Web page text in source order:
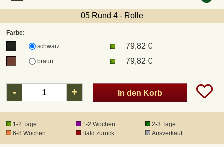
05 Rund 4 - Rolle
Farbe:
schwarz
79,82 €
braun 79,82 €
- + In den Korb
1-2 Tage 1-2 Wochen
2-3 Tage
6-8 Wochen
Bald zurück Ausverkauft
DHL Paket
DPD
Waffenrecht und FSK 18